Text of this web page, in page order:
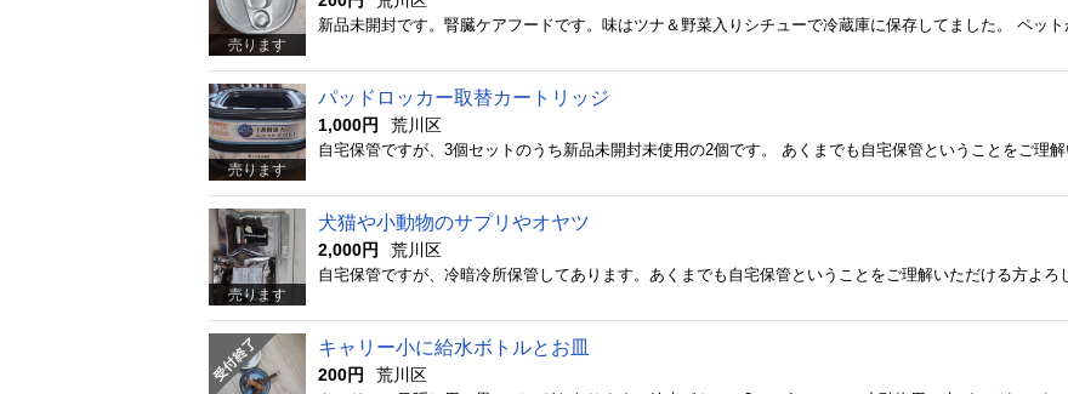
売ります
売ります
パッドロッカー取替カートリッジ
1,000円 荒川区
売ります
犬猫や小動物のサプリやオヤツ
2,000円 荒川区
キャリー小に給水ボトルとお皿
200円 荒川区